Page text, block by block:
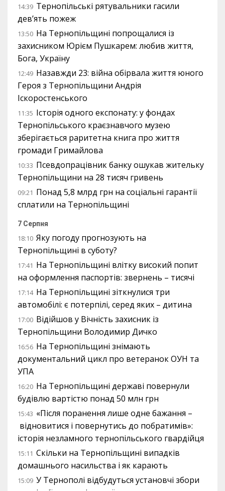
14:39 Тернопільські рятувальники гасили
дев’ять пожеж
13:50 На Тернопільщині попрощалися із
захисником Юрієм Пушкарем: любив життя,
Бога, Україну
12:49 Назавжди 23: війна обірвала життя юного
Героя з Тернопільщини Андрія
Іскоростенського
11:35 Історія одного експонату: у фондах
Тернопільського краєзнавчого музею
зберігається раритетна книга про життя
громади Гримайлова
10:33 Псевдопрацівник банку ошукав жительку
Тернопільщини на 28 тисяч гривень
09:21 Понад 5,8 млрд грн на соціальні гарантії
сплатили на Тернопільщині
7 Серпня
18:10 Яку погоду прогнозують на
Тернопільщині в суботу?
17:41 На Тернопільщині влітку високий попит
на оформлення паспортів: звернень – тисячі
17:14 На Тернопільщині зіткнулися три
автомобілі: є потерпілі, серед яких – дитина
17:00 Відійшов у Вічність захисник із
Тернопільщини Володимир Дичко
16:56 На Тернопільщині знімають
документальний цикл про ветеранок ОУН та
УПА
16:20 На Тернопільщині державі повернули
будівлю вартістю понад 50 млн грн
15:43 «Після поранення лише одне бажання –
відновитися і повернутись до побратимів»:
історія незламного тернопільського гвардійця
15:11 Скільки на Тернопільщині випадків
домашнього насильства і як карають
15:09 У Тернополі відбудуться установчі збори